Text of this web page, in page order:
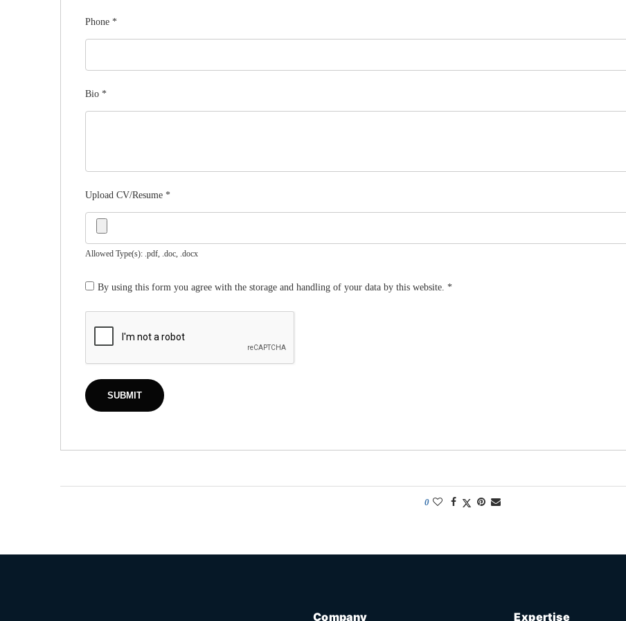
Phone *
Bio *
Upload CV/Resume *
Allowed Type(s): .pdf, .doc, .docx
By using this form you agree with the storage and handling of your data by this website. *
0
Company Expertise